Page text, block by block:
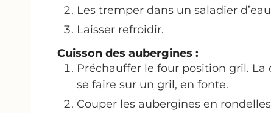
Les tremper dans un saladier
Laisser refroidir.
Cuisson des aubergines :
Préchauffer le four position gril. La
se faire sur un gril, en fonte.
Couper les aubergines en